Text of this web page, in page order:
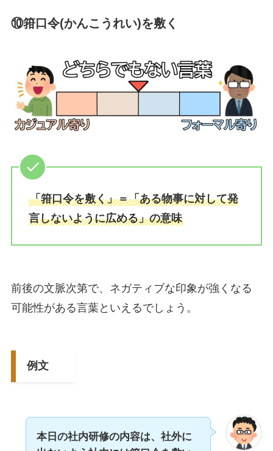
⑩箝口令(かんこうれい)を敷く
「箝口令を敷く」＝「ある物事に対して発
言しないように広める」の意味
前後の文脈次第で、ネガティブな印象が強くなる
可能性がある言葉といえるでしょう。
例文
本日の社内研修の内容は、社外に